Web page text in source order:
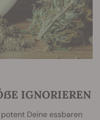
IGNORIEREN
Deine essbaren